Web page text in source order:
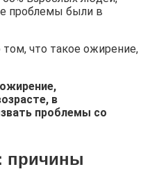
проблемы были в
что такое ожирение,
в
проблемы со
причины